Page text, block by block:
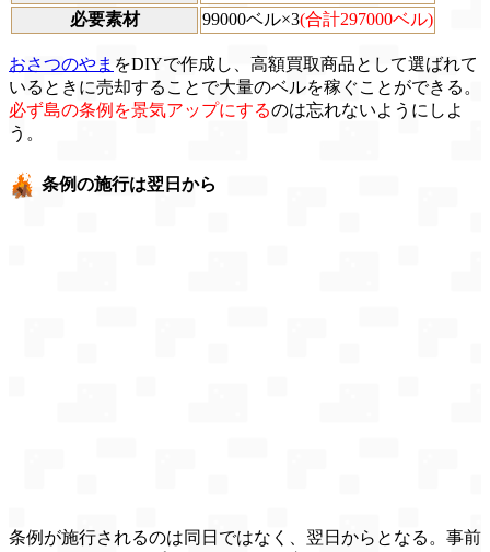
必要素材
99000ベル×3(合計297000ベル)
おさつのやま をDIYで作成し、高額買取商品として選ばれて
いるときに売却することで大量のベルを稼ぐことができる。
必ず島の条例を景気アップにするのは忘れないようにしよ
う。
条例の施行は翌日から
条例が施行されるのは同日ではなく、翌日からとなる。事前